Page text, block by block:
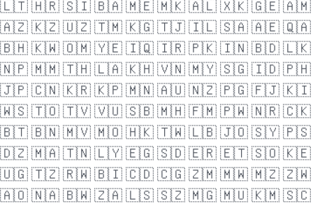
🇱🇹🇭🇷🇸🇮🇧🇦🇲🇪🇲🇰🇦🇱🇽🇰🇬🇪🇦🇲
🇦🇿🇰🇿🇺🇿🇹🇲🇰🇬🇹🇯🇮🇱🇸🇦🇦🇪🇶🇦
🇧🇭🇰🇼🇴🇲🇾🇪🇮🇶🇮🇷🇵🇰🇮🇳🇧🇩🇱🇰
🇳🇵🇲🇲🇹🇭🇱🇦🇰🇭🇻🇳🇲🇾🇸🇬🇮🇩🇵🇭
🇯🇵🇨🇳🇰🇷🇰🇵🇲🇳🇦🇺🇳🇿🇵🇬🇫🇯🇰🇮
🇼🇸🇹🇴🇹🇻🇻🇺🇸🇧🇲🇭🇫🇲🇵🇼🇳🇷🇨🇰
🇧🇹🇧🇳🇲🇻🇲🇴🇭🇰🇹🇼🇱🇧🇯🇴🇸🇾🇵🇸
🇩🇿🇲🇦🇹🇳🇱🇾🇪🇬🇸🇩🇪🇷🇪🇹🇸🇴🇰🇪
🇺🇬🇹🇿🇷🇼🇧🇮🇨🇩🇨🇬🇿🇲🇲🇼🇲🇿🇿🇼
🇦🇴🇳🇦🇧🇼🇿🇦🇱🇸🇸🇿🇲🇬🇲🇺🇰🇲🇸🇨